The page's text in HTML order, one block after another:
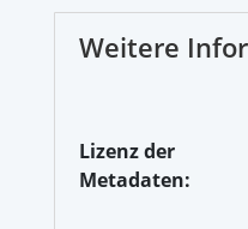
Weitere
Lizenz der
Metadaten: